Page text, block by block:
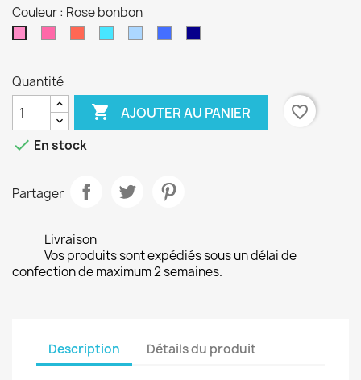
Couleur : Rose bonbon
Quantité
 AJOUTER AU PANIER
favorite_border
 En stock
Partager
Livraison
Vos produits sont expédiés sous un délai de
confection de maximum 2 semaines.
Description Détails du produit